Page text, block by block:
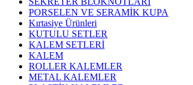
PORSELEN VE SERAMİK KUPA
Kırtasiye Ürünleri
KUTULU SETLER
KALEM SETLERİ
KALEM
ROLLER KALEMLER
METAL KALEMLER